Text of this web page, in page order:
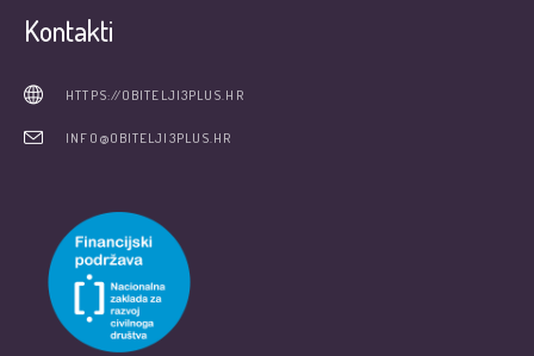
Kontakti
HTTPS://OBITELJI3PLUS.HR
INFO@OBITELJI3PLUS.HR